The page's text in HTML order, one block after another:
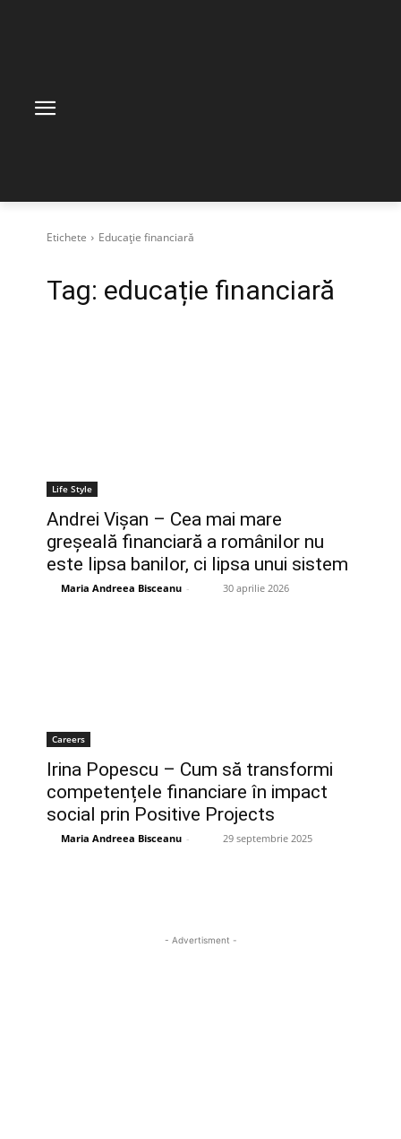
Etichete Educație financiară
Tag: educație financiară
Life Style
Andrei Vișan – Cea mai mare
greșeală financiară a românilor nu
este lipsa banilor, ci lipsa unui sistem
Maria Andreea Bisceanu - 30 aprilie 2026
Careers
Irina Popescu – Cum să transformi
competențele financiare în impact
social prin Positive Projects
Maria Andreea Bisceanu - 29 septembrie 2025
- Advertisment -